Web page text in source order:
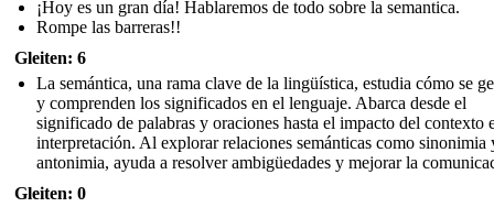
¡Hoy es un gran día! Hablaremos de todo sobre la semantica.
Rompe las barreras!!
Gleiten: 6
La semántica, una rama clave de la lingüística, estudia cómo se
y comprenden los significados en el lenguaje. Abarca desde el
significado de palabras y oraciones hasta el impacto del contexto
interpretación. Al explorar relaciones semánticas como sinonimia
antonimia, ayuda a resolver ambigüedades y mejorar la
Gleiten: 0